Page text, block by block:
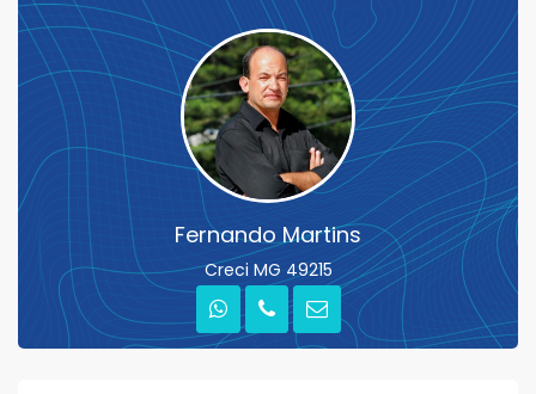
Fernando Martins
Creci MG 49215